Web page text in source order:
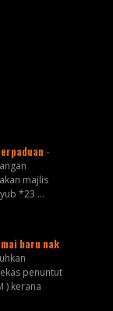
-
majlis
*23 ...
baru nak
penuntut
) kerana